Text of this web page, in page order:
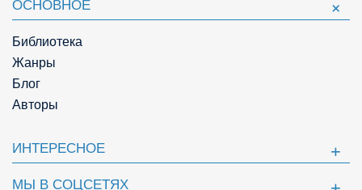
ОСНОВНОЕ
Библиотека
Жанры
Блог
Авторы
ИНТЕРЕСНОЕ
МЫ В СОЦСЕТЯХ